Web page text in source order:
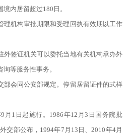
境内居留超过180日。
理机构审批期限和受理回执有效期以工作
签证机关可以委托当地有关机构承办外
等服务性事务。
会同公安部规定。停留居留证件的式样
1日起施行。1986年12月3日国务院批
交部公布，1994年7月13日、2010年4月